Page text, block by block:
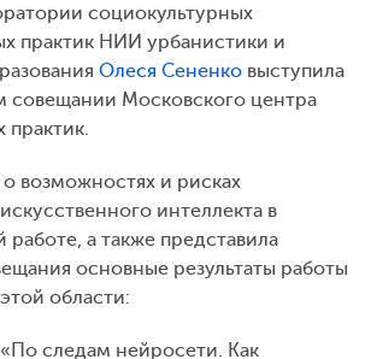
социокультурных
практик НИИ урбанистики и
Олеся Сененко выступила
совещании Московского центра
практик.
о возможностях и рисках
интеллекта в
работе, а также представила
основные результаты работы
области:
«По следам нейросети. Как